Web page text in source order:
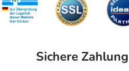
Sichere Zahlung